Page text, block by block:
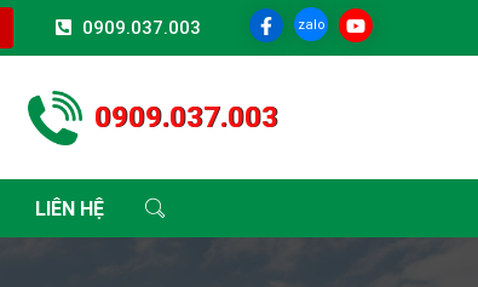
0909.037.003 zalo
0909.037.003
LIÊN HỆ